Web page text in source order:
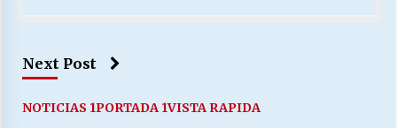
Next Post
NOTICIAS 1PORTADA 1VISTA RAPIDA